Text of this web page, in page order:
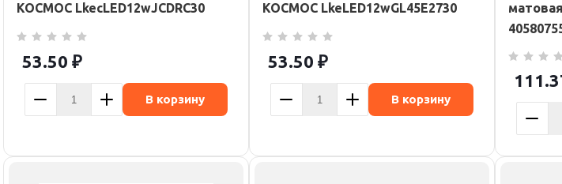
КОСМОС LkecLED12wJCDRC30
53.50 ₽
В корзину
КОСМОС LkeLED12wGL45E2730
53.50 ₽
В корзину